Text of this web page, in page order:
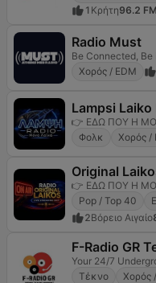
1 Κρήτη96.2 FM
Radio Must
Be Connected, Be
Χορός / EDM
Lampsi
👉 ΕΔΩ ΠΟΥ Η
Φολκ
Χορός /
Original
👉 ΕΔΩ ΠΟΥ Η
Pop / Top 40
2Βόρειο Αιγαίο
F-Radio GR
Your 24/7
Τέκνο
Χορός